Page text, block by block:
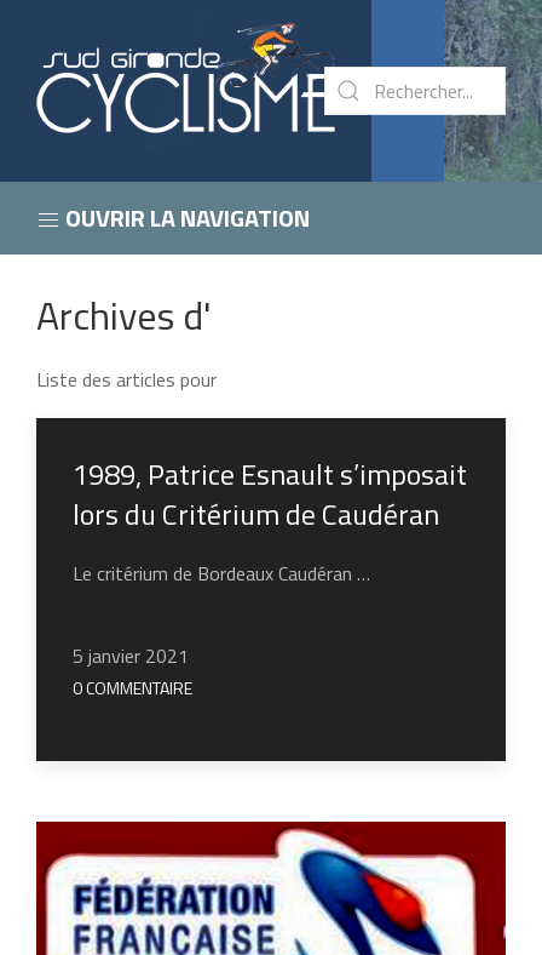
OUVRIR LA NAVIGATION
Archives d'
Liste des articles pour
1989, Patrice Esnault s’imposait
lors du Critérium de Caudéran
Le critérium de Bordeaux Caudéran …
5 janvier 2021
0 COMMENTAIRE